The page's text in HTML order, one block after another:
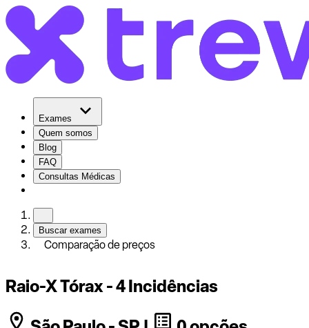
Exames
Quem somos
Blog
FAQ
Consultas Médicas
Buscar exames
Comparação de preços
Raio-X Tórax - 4 Incidências